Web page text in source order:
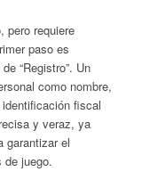
pero requiere
paso es
“Registro”. Un
como nombre,
fiscal
y veraz, ya
garantizar el
de juego.